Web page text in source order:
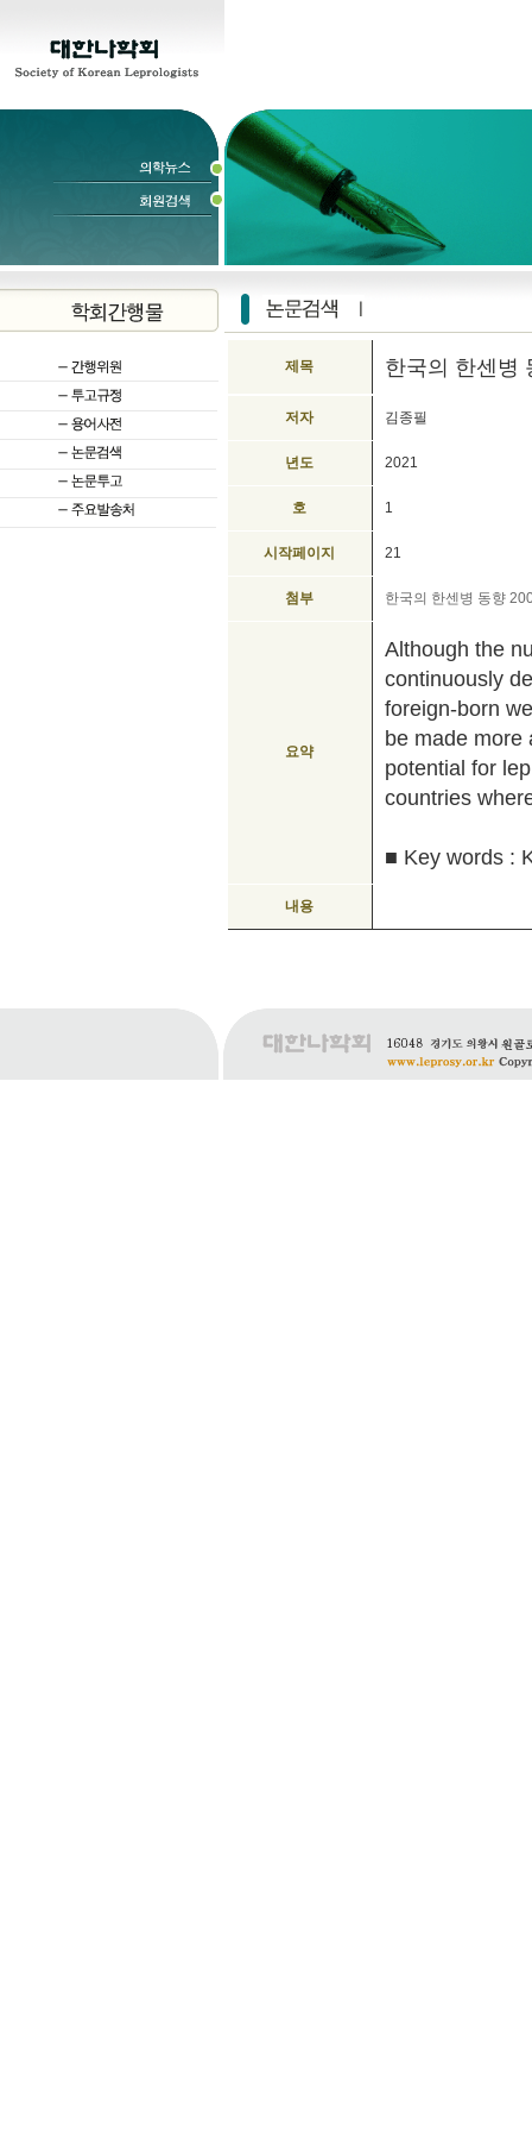
제목 한국의 한센병
저자 김종필
년도 2021
호 1
시작페이지 21
첨부 한국의 한센병 동향
요약
Although the
continuously
foreign-born
be made more
potential for
countries
■ Key words :
내용